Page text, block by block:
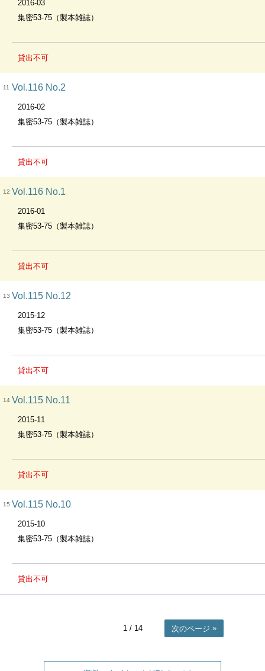
2016-03
集密53-75（製本雑誌）
貸出不可
11 Vol.116 No.2
2016-02
集密53-75（製本雑誌）
貸出不可
12 Vol.116 No.1
2016-01
集密53-75（製本雑誌）
貸出不可
13 Vol.115 No.12
2015-12
集密53-75（製本雑誌）
貸出不可
14 Vol.115 No.11
2015-11
集密53-75（製本雑誌）
貸出不可
15 Vol.115 No.10
2015-10
集密53-75（製本雑誌）
貸出不可
1/ 14 次のページ